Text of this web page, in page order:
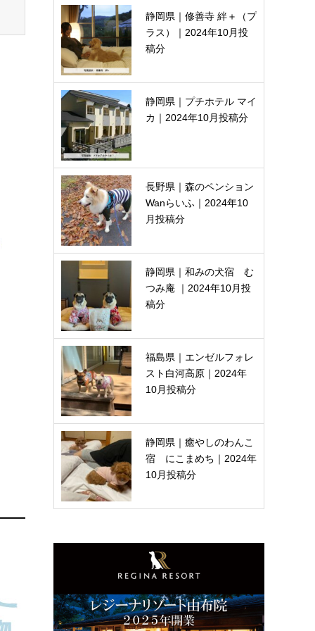
静岡県｜修善寺 絆＋（プ
ラス）｜2024年10月投
稿分
静岡県｜プチホテル マイ
カ｜2024年10月投稿分
長野県｜森のペンション
Wanらいふ｜2024年10
月投稿分
静岡県｜和みの犬宿 む
つみ庵 ｜2024年10月投
稿分
福島県｜エンゼルフォレ
スト白河高原｜2024年
10月投稿分
静岡県｜癒やしのわんこ
宿 にこまめち｜2024年
10月投稿分